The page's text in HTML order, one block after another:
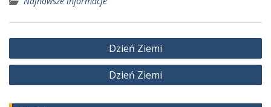
Nawigacja
wpisu
Dzień Ziemi
Dzień Ziemi